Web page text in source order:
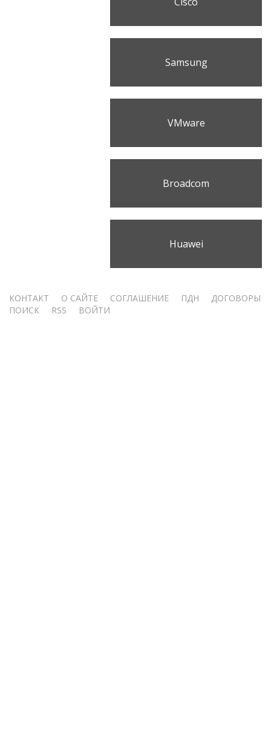
Samsung
VMware
Broadcom
Huawei
Меню
КОНТАКТ О САЙТЕ СОГЛАШЕНИЕ ПДН
ДОГОВОРЫ
ПОИСК
RSS ВОЙТИ